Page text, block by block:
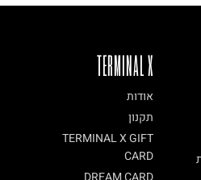
TERMINAL X
אודות
תקנון
TERMINAL X GIFT
CARD